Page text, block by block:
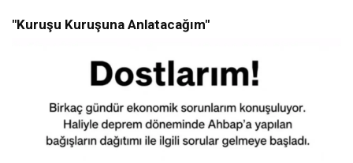
"Kuruşu Kuruşuna Anlatacağım"